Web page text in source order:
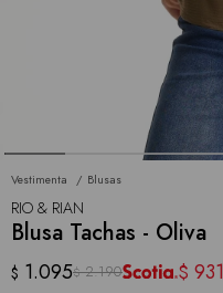
Vestimenta Blusas
RIO & RIAN
Blusa Tachas - Oliva
$ 1.095$ 2.190 $ 931